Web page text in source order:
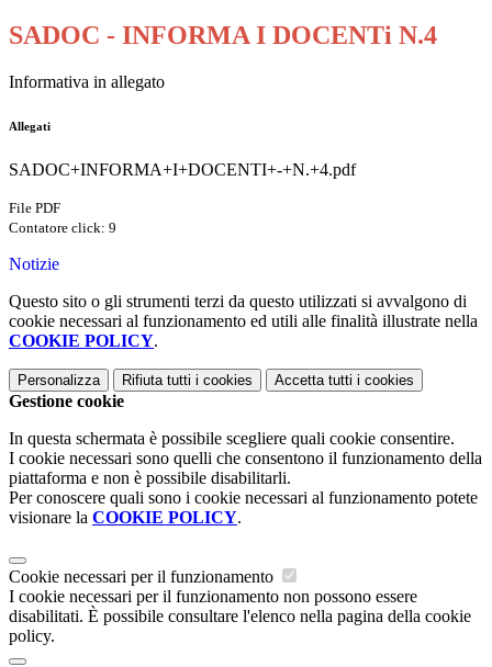
SADOC - INFORMA I DOCENTi N.4
Informativa in allegato
Allegati
SADOC+INFORMA+I+DOCENTI+-+N.+4.pdf
File PDF
Contatore click: 9
Notizie
Questo sito o gli strumenti terzi da questo utilizzati si avvalgono di
cookie necessari al funzionamento ed utili alle finalità illustrate nella
COOKIE POLICY.
Personalizza Rifiuta tutti i cookies Accetta tutti i cookies
Gestione cookie
In questa schermata è possibile scegliere quali cookie consentire.
I cookie necessari sono quelli che consentono il funzionamento della
piattaforma e non è possibile disabilitarli.
Per conoscere quali sono i cookie necessari al funzionamento potete
visionare la COOKIE POLICY.
Cookie necessari per il funzionamento
I cookie necessari per il funzionamento non possono essere
disabilitati. È possibile consultare l'elenco nella pagina della cookie
policy.